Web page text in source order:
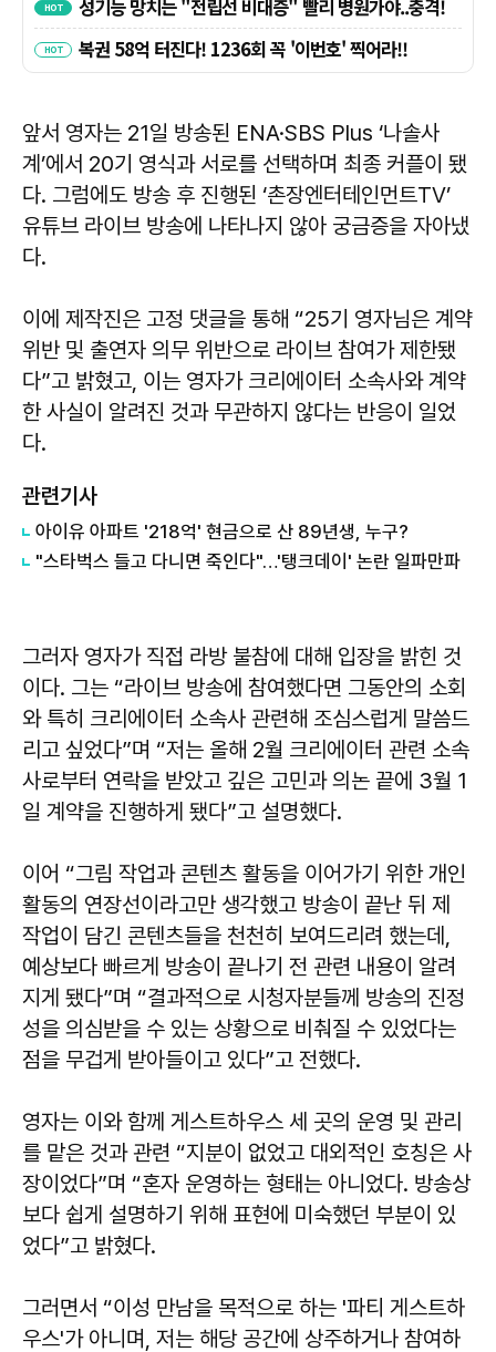
앞서 영자는 21일 방송된 ENA·SBS Plus ‘나솔사
계’에서 20기 영식과 서로를 선택하며 최종 커플이 됐
다. 그럼에도 방송 후 진행된 ‘촌장엔터테인먼트TV’
유튜브 라이브 방송에 나타나지 않아 궁금증을 자아냈
다.
이에 제작진은 고정 댓글을 통해 “25기 영자님은 계약
위반 및 출연자 의무 위반으로 라이브 참여가 제한됐
다”고 밝혔고, 이는 영자가 크리에이터 소속사와 계약
한 사실이 알려진 것과 무관하지 않다는 반응이 일었
다.
관련기사
아이유 아파트 '218억' 현금으로 산 89년생, 누구?
"스타벅스 들고 다니면 죽인다"…'탱크데이' 논란 일파만파
그러자 영자가 직접 라방 불참에 대해 입장을 밝힌 것
이다. 그는 “라이브 방송에 참여했다면 그동안의 소회
와 특히 크리에이터 소속사 관련해 조심스럽게 말씀드
리고 싶었다”며 “저는 올해 2월 크리에이터 관련 소속
사로부터 연락을 받았고 깊은 고민과 의논 끝에 3월 1
일 계약을 진행하게 됐다”고 설명했다.
이어 “그림 작업과 콘텐츠 활동을 이어가기 위한 개인
활동의 연장선이라고만 생각했고 방송이 끝난 뒤 제
작업이 담긴 콘텐츠들을 천천히 보여드리려 했는데,
예상보다 빠르게 방송이 끝나기 전 관련 내용이 알려
지게 됐다”며 “결과적으로 시청자분들께 방송의 진정
성을 의심받을 수 있는 상황으로 비춰질 수 있었다는
점을 무겁게 받아들이고 있다”고 전했다.
영자는 이와 함께 게스트하우스 세 곳의 운영 및 관리
를 맡은 것과 관련 “지분이 없었고 대외적인 호칭은 사
장이었다”며 “혼자 운영하는 형태는 아니었다. 방송상
보다 쉽게 설명하기 위해 표현에 미숙했던 부분이 있
었다”고 밝혔다.
그러면서 “이성 만남을 목적으로 하는 '파티 게스트하
우스'가 아니며, 저는 해당 공간에 상주하거나 참여하